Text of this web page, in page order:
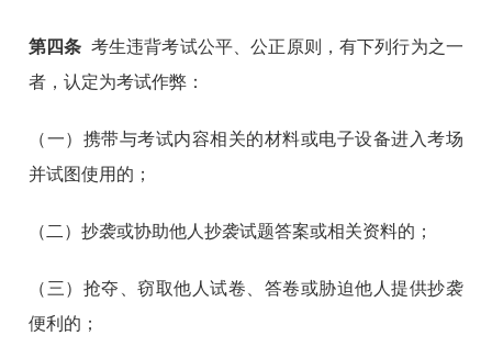
第四条 考生违背考试公平、公正原则，有下列行为之一
者，认定为考试作弊：
（一）携带与考试内容相关的材料或电子设备进入考场
并试图使用的；
（二）抄袭或协助他人抄袭试题答案或相关资料的；
（三）抢夺、窃取他人试卷、答卷或胁迫他人提供抄袭
便利的；